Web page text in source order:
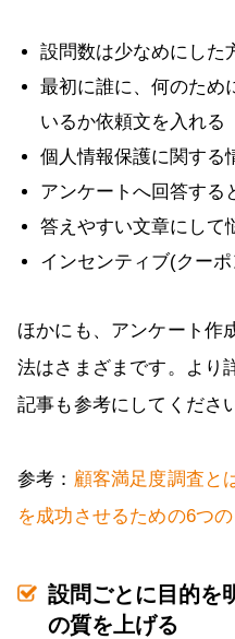
設問数は少なめにした
最初に誰に、何のため
いるか依頼文を入れる
個人情報保護に関する
アンケートへ回答する
答えやすい文章にして
インセンティブ(クー
ほかにも、アンケート作
法はさまざまです。より
記事も参考にしてくださ
参考： 顧客満足度調査と
を成功させるための6つ
設問ごとに目的を
の質を上げる